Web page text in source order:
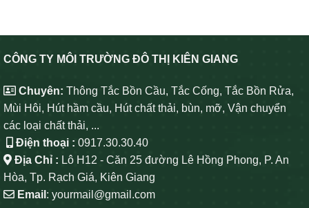
CÔNG TY MÔI TRƯỜNG ĐÔ THỊ KIÊN GIANG
Chuyên: Thông Tắc Bồn Cầu, Tắc Cống, Tắc Bồn Rửa,
Mùi Hôi, Hút hầm cầu, Hút chất thải, bùn, mỡ, Vận chuyển
các loại chất thải, ...
Điện thoại : 0917.30.30.40
Địa Chỉ : Lô H12 - Căn 25 đường Lê Hồng Phong, P. An
Hòa, Tp. Rạch Giá, Kiên Giang
Email : yourmail@gmail.com